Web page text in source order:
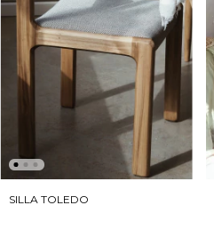
SILLA TOLEDO